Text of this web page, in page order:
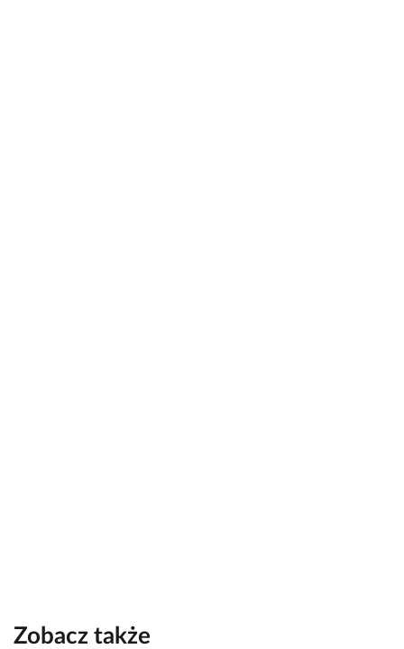
Zobacz także